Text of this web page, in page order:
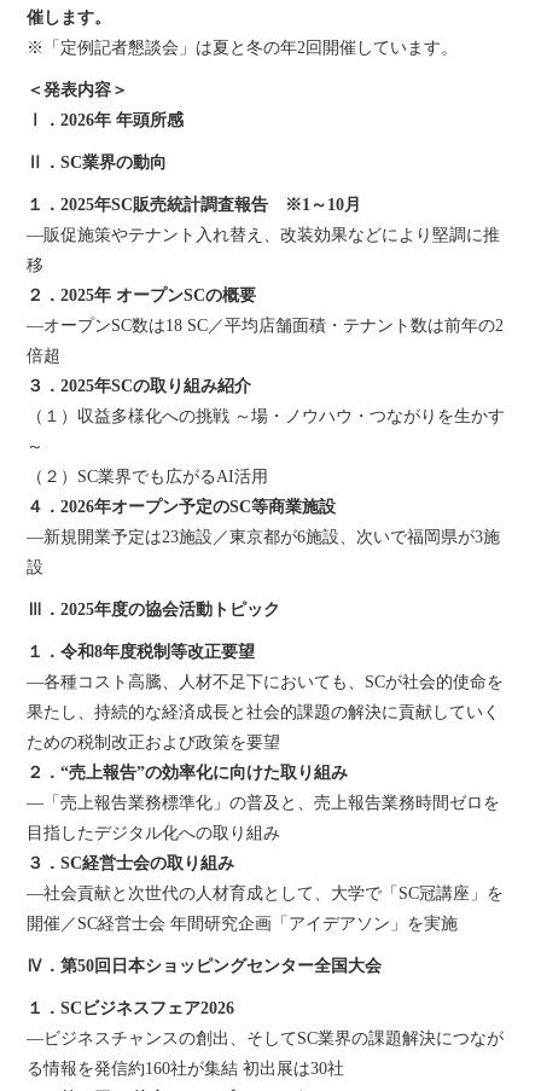
催します。
※「定例記者懇談会」は夏と冬の年2回開催しています。
＜発表内容＞
Ⅰ．2026年 年頭所感
Ⅱ．SC業界の動向
１．2025年SC販売統計調査報告 ※1～10月
―販促施策やテナント入れ替え、改装効果などにより堅調に推
移
２．2025年 オープンSCの概要
―オープンSC数は18 SC／平均店舗面積・テナント数は前年の2
倍超
３．2025年SCの取り組み紹介
（１）収益多様化への挑戦 ～場・ノウハウ・つながりを生かす
～
（２）SC業界でも広がるAI活用
４．2026年オープン予定のSC等商業施設
―新規開業予定は23施設／東京都が6施設、次いで福岡県が3施
設
Ⅲ．2025年度の協会活動トピック
１．令和8年度税制等改正要望
―各種コスト高騰、人材不足下においても、SCが社会的使命を
果たし、持続的な経済成長と社会的課題の解決に貢献していく
ための税制改正および政策を要望
２．“売上報告”の効率化に向けた取り組み
―「売上報告業務標準化」の普及と、売上報告業務時間ゼロを
目指したデジタル化への取り組み
３．SC経営士会の取り組み
―社会貢献と次世代の人材育成として、大学で「SC冠講座」を
開催／SC経営士会 年間研究企画「アイデアソン」を実施
Ⅳ．第50回日本ショッピングセンター全国大会
１．SCビジネスフェア2026
―ビジネスチャンスの創出、そしてSC業界の課題解決につなが
る情報を発信約160社が集結 初出展は30社